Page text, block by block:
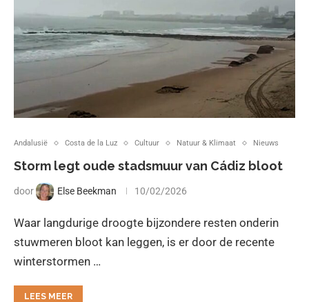
Andalusië Costa de la Luz Cultuur Natuur & Klimaat Nieuws
Storm legt oude stadsmuur van Cádiz bloot
door Else Beekman 10/02/2026
Waar langdurige droogte bijzondere resten onderin
stuwmeren bloot kan leggen, is er door de recente
winterstormen …
LEES MEER